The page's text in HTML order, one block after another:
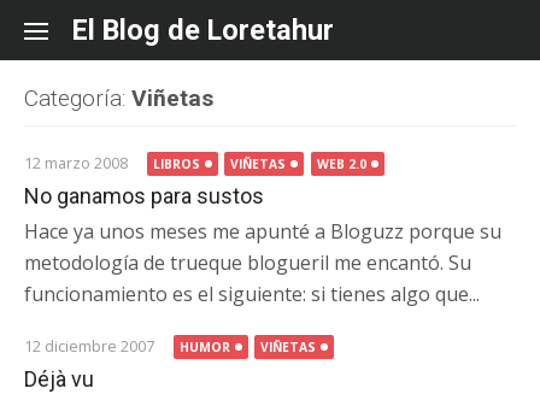
content
El Blog de Loretahur
Categoría: Viñetas
12 marzo 2008 LIBROS VIÑETAS WEB 2.0
No ganamos para sustos
Hace ya unos meses me apunté a Bloguzz porque su
metodología de trueque blogueril me encantó. Su
funcionamiento es el siguiente: si tienes algo que...
12 diciembre 2007 HUMOR VIÑETAS
Déjà vu